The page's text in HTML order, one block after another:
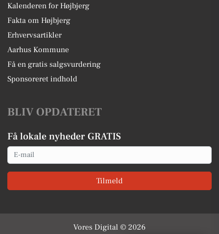
Kalenderen for Højbjerg
Fakta om Højbjerg
Erhvervsartikler
Aarhus Kommune
Få en gratis salgsvurdering
Sponsoreret indhold
BLIV OPDATERET
Få lokale nyheder GRATIS
Email
Tilmeld
Vores Digital © 2026